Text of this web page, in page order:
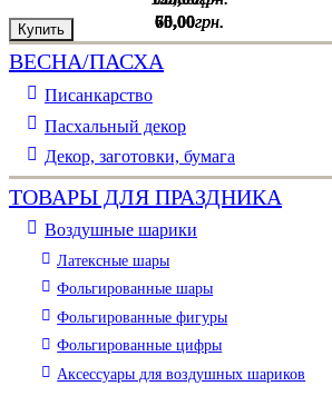
Купить
Купить
Купить 75,00грн.
60,00грн.
60,00грн.
ВЕСНА/ПАСХА
Писанкарство
Пасхальный декор
Декор, заготовки, бумага
ТОВАРЫ ДЛЯ ПРАЗДНИКА
Воздушные шарики
Латексные шары
Фольгированные шары
Фольгированные фигуры
Фольгированные цифры
Аксессуары для воздушных шариков